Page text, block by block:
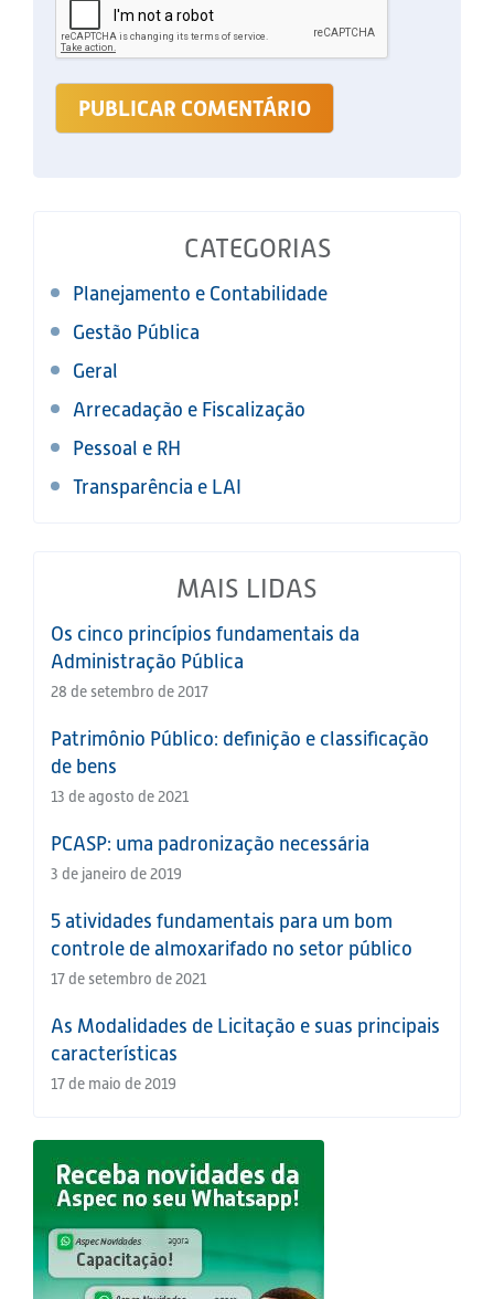
CATEGORIAS
Planejamento e Contabilidade
Gestão Pública
Geral
Arrecadação e Fiscalização
Pessoal e RH
Transparência e LAI
MAIS LIDAS
Os cinco princípios fundamentais da
Administração Pública
28 de setembro de 2017
Patrimônio Público: definição e classificação
de bens
13 de agosto de 2021
PCASP: uma padronização necessária
3 de janeiro de 2019
5 atividades fundamentais para um bom
controle de almoxarifado no setor público
17 de setembro de 2021
As Modalidades de Licitação e suas principais
características
17 de maio de 2019